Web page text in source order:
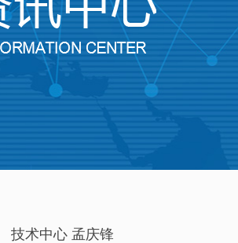
技术中心 孟庆锋